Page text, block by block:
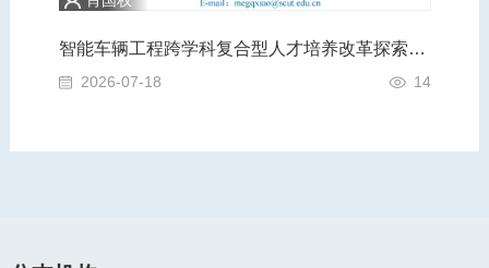
智能车辆工程跨学科复合型人才培养改革探索与实践
2026-07-18 14